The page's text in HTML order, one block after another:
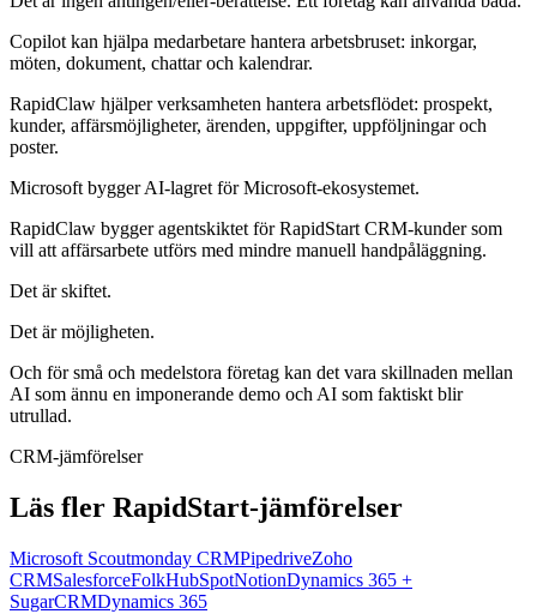
Copilot kan hjälpa medarbetare hantera arbetsbruset: inkorgar,
möten, dokument, chattar och kalendrar.
RapidClaw hjälper verksamheten hantera arbetsflödet: prospekt,
kunder, affärsmöjligheter, ärenden, uppgifter, uppföljningar och
poster.
Microsoft bygger AI‑lagret för Microsoft‑ekosystemet.
RapidClaw bygger agentskiktet för RapidStart CRM‑kunder som
vill att affärsarbete utförs med mindre manuell handpåläggning.
Det är skiftet.
Det är möjligheten.
Och för små och medelstora företag kan det vara skillnaden mellan
AI som ännu en imponerande demo och AI som faktiskt blir
utrullad.
CRM-jämförelser
Läs fler RapidStart-jämförelser
Microsoft Scoutmonday CRMPipedriveZoho
CRMSalesforceFolkHubSpotNotionDynamics 365 +
SugarCRMDynamics 365